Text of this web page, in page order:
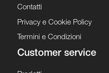
Contatti
Privacy e Cookie Policy
Termini e Condizioni
Customer service